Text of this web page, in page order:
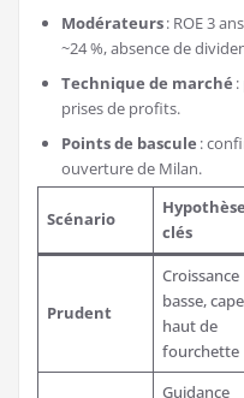
Modérateurs: ROE 3
~24 %, absence de
Technique de marché
prises de profits.
Points de bascule :
ouverture de Milan.
Scénario
clés
Prudent
Croissance
basse,
haut de
fourchette
Guidance